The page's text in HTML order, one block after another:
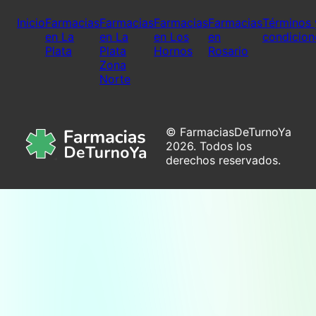
InicioFarmacias
en La
Plata
Farmacias
en La
Plata
Zona
Norte
Farmacias
en Los
Hornos
Farmacias
en
Rosario
Términos
© FarmaciasDeTurnoYa
2026. Todos los
derechos reservados.